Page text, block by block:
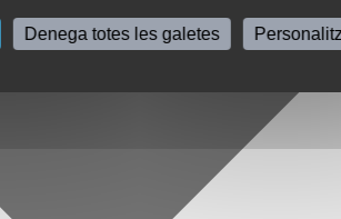
Denega totes les galetes